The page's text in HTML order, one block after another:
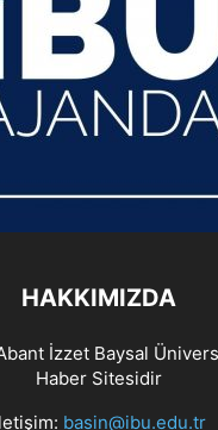
HAKKIMIZDA
İzzet Baysal
Haber Sitesidir
basin@ibu.edu.tr